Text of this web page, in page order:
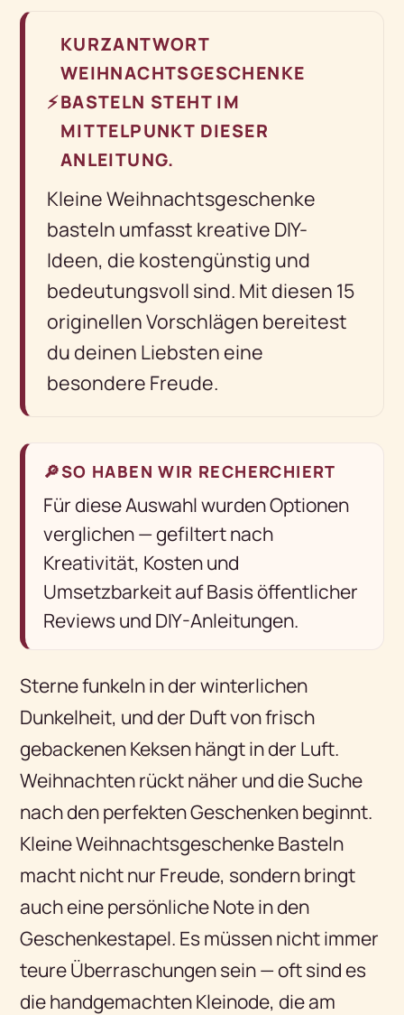
⚡
KURZANTWORT
WEIHNACHTSGESCHENKE
BASTELN STEHT IM
MITTELPUNKT DIESER
ANLEITUNG.
Kleine Weihnachtsgeschenke
basteln umfasst kreative DIY-
Ideen, die kostengünstig und
bedeutungsvoll sind. Mit diesen 15
originellen Vorschlägen bereitest
du deinen Liebsten eine
besondere Freude.
🔎SO HABEN WIR RECHERCHIERT
Für diese Auswahl wurden Optionen
verglichen — gefiltert nach
Kreativität, Kosten und
Umsetzbarkeit auf Basis öffentlicher
Reviews und DIY-Anleitungen.
Sterne funkeln in der winterlichen
Dunkelheit, und der Duft von frisch
gebackenen Keksen hängt in der Luft.
Weihnachten rückt näher und die Suche
nach den perfekten Geschenken beginnt.
Kleine Weihnachtsgeschenke Basteln
macht nicht nur Freude, sondern bringt
auch eine persönliche Note in den
Geschenkestapel. Es müssen nicht immer
teure Überraschungen sein — oft sind es
die handgemachten Kleinode, die am